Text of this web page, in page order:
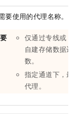
要使用的代理名称。
仅通过专线或
自建存储数据
数。
指定通道下，
代理。